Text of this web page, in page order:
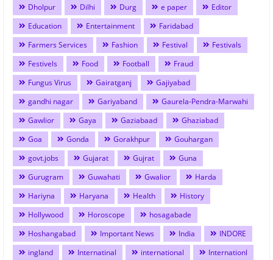
Dholpur Dilhi Durg e paper
Editor
Education
Entertainment
Faridabad
Farmers Services
Fashion Festival
Festivals
Festivels
Food Football
Fraud
Fungus Virus
Gairatganj
Gajiyabad
gandhi nagar
Gariyaband
Gaurela-Pendra-Marwahi
Gawlior
Gaya Gaziabaad
Ghaziabad
Goa
Gonda Gorakhpur
Gouhargan
govt.jobs
Gujarat Gujrat
Guna
Gurugram
Guwahati Gwalior
Harda
Hariyna
Haryana Health
History
Hollywood
Horoscope
hosagabade
Hoshangabad
Important News India
INDORE
ingland
Internatinal international
Internationl